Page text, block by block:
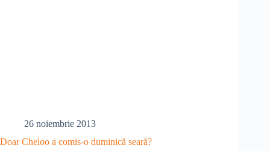
26 noiembrie 2013
Doar Cheloo a comis-o duminică seară?